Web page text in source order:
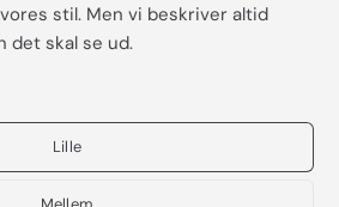
stil. Men vi beskriver altid
det skal se ud.
Lille